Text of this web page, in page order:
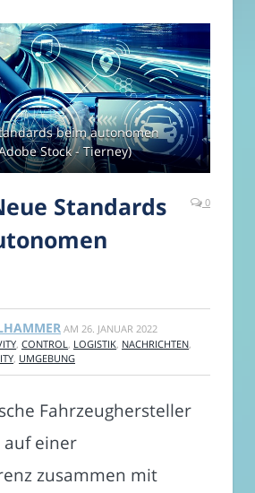
beim autonomen
Stock - Tierney)
Standards
0
AM 26. JANUAR 2022
CONTROL LOGISTIK NACHRICHTEN
UMGEBUNG
Fahrzeughersteller
einer
zusammen mit